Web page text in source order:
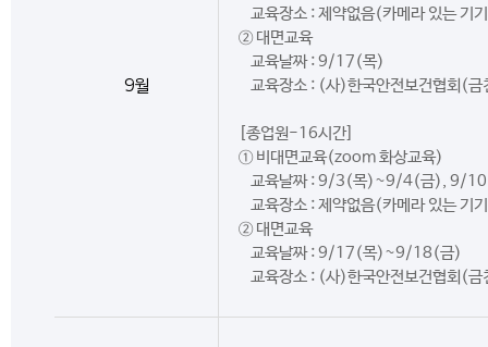
9월
교육장소 : 제약없음(카메라 있는 기
② 대면교육
교육날짜 : 9/17(목)
교육장소 : (사)한국안전보건협회(금
[종업원-16시간]
① 비대면교육(zoom 화상교육)
교육날짜 : 9/3(목)~9/4(금), 9/
교육장소 : 제약없음(카메라 있는 기
② 대면교육
교육날짜 : 9/17(목)~9/18(금)
교육장소 : (사)한국안전보건협회(금